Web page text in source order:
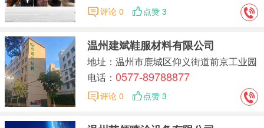
评论 0 点赞 3
温州建斌鞋服材料有限公司
地址：温州市鹿城区仰义街道前京工业园
前京路2号
电话： 0577-89788877
评论 0 点赞 3